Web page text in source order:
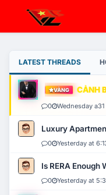
LATEST THREADS
VÀNG CẢNH
0 Wednesday
Luxury
0 Yesterday at
Is RERA Enough
0 Yesterday at